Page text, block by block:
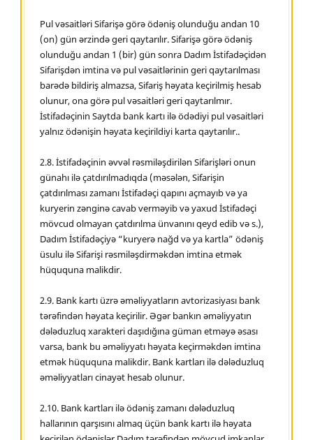
Pul vəsaitləri Sifarişə görə ödəniş olunduğu andan 10
(on) gün ərzində geri qaytarılır. Sifarişə görə ödəniş
olunduğu andan 1 (bir) gün sonra Dadım İstifadəçidən
Sifarişdən imtina və pul vəsaitlərinin geri qaytarılması
barədə bildiriş almazsa, Sifariş həyata keçirilmiş hesab
olunur, ona görə pul vəsaitləri geri qaytarılmır.
İstifadəçinin Saytda bank kartı ilə ödədiyi pul vəsaitləri
yalnız ödənişin həyata keçirildiyi karta qaytarılır..
2.8. İstifadəçinin əvvəl rəsmiləşdirilən Sifarişləri onun
günahı ilə çatdırılmadıqda (məsələn, Sifarişin
çatdırılması zamanı İstifadəçi qapını açmayıb və ya
kuryerin zənginə cavab verməyib və yaxud İstifadəçi
mövcud olmayan çatdırılma ünvanını qeyd edib və s.),
Dadım İstifadəçiyə “kuryerə nağd və ya kartla” ödəniş
üsulu ilə Sifarişi rəsmiləşdirməkdən imtina etmək
hüququna malikdir.
2.9. Bank kartı üzrə əməliyyatların avtorizasiyası bank
tərəfindən həyata keçirilir. Əgər bankın əməliyyatın
dələduzluq xarakteri daşıdığına güman etməyə əsası
varsa, bank bu əməliyyatı həyata keçirməkdən imtina
etmək hüququna malikdir. Bank kartları ilə dələduzluq
əməliyyatları cinayət hesab olunur.
2.10. Bank kartları ilə ödəniş zamanı dələduzluq
hallarının qarşısını almaq üçün bank kartı ilə həyata